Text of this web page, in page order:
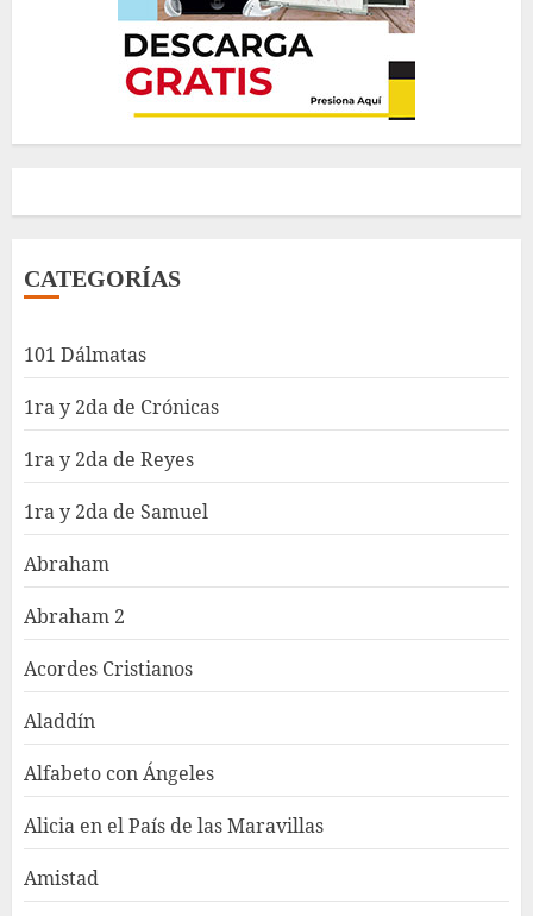
CATEGORÍAS
101 Dálmatas
1ra y 2da de Crónicas
1ra y 2da de Reyes
1ra y 2da de Samuel
Abraham
Abraham 2
Acordes Cristianos
Aladdín
Alfabeto con Ángeles
Alicia en el País de las Maravillas
Amistad